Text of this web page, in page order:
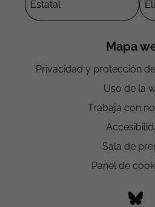
Mapa
Privacidad y protección
Uso de la
Trabaja con
Sala de
Panel de